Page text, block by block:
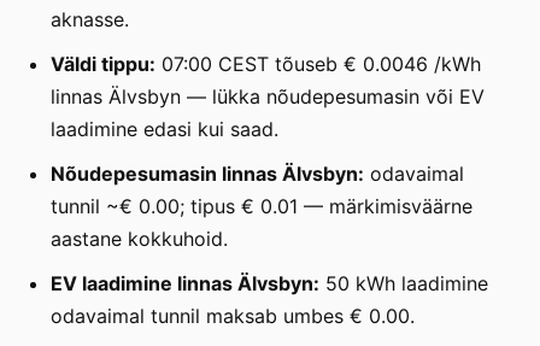
aknasse.
Väldi tippu: 07:00 CEST tõuseb € 0.0046 /kWh
linnas Älvsbyn — lükka nõudepesumasin või EV
laadimine edasi kui saad.
Nõudepesumasin linnas Älvsbyn: odavaimal
tunnil ~€ 0.00; tipus € 0.01 — märkimisväärne
aastane kokkuhoid.
EV laadimine linnas Älvsbyn: 50 kWh laadimine
odavaimal tunnil maksab umbes € 0.00.